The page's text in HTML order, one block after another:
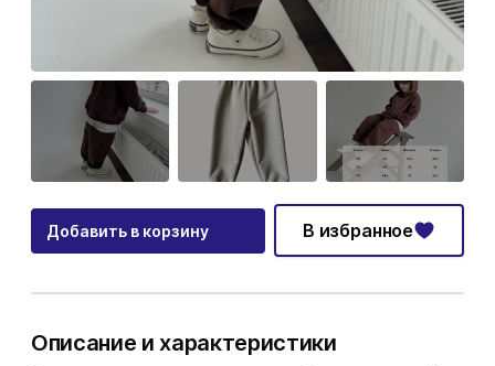
Добавить в корзину В избранное
Описание и характеристики